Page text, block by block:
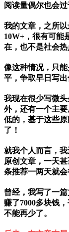
阅读量偶尔也会过
我的文章，之所
10W+，很有可能
在，也不是社会热
像这种情况，只
平，争取早日写出
我现在很少写微
外，还有一个主
低的，基于这些
了！
就我个人而言，
原创文章，一天
条推荐一两天就会
曾经，我写了一
赚了7000多块钱
不能再少了。